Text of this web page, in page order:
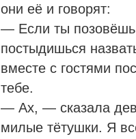
они её и говорят:
— Если ты позовёшь
постыдишься
вместе с гостями
тебе.
— Ах, — сказала
милые тётушки. Я